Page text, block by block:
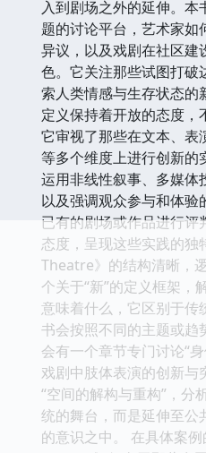
入到剧场之外的延伸。
题的讨论平台，艺术家如
异议，以及戏剧在社区建
色。它关注那些试图打破
索人类情感与生存状态的
定义保持着开放的态度，
它审视了那些在文本、表
等多个维度上进行创新的
运用非线性叙事、多媒体
以及强调观众参与和体
已有的剧场或作品进行评
态度，呈现这些实践的独
Theatre》的结构清晰，
个关于“新”的定义框架，
意味着什么，它区别于传
书会按照不同的主题或趋
会有一个章节专门讨论“
戏剧中肢体表演的创新与
“空间的解构与重构”，分
统的舞台，而是延伸至公
的意识之中。 在具体案